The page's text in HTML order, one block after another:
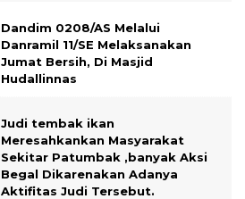
Dandim 0208/AS Melalui
Danramil 11/SE Melaksanakan
Jumat Bersih, Di Masjid
Hudallinnas
Judi tembak ikan
Meresahkankan Masyarakat
Sekitar Patumbak ,banyak Aksi
Begal Dikarenakan Adanya
Aktifitas Judi Tersebut.